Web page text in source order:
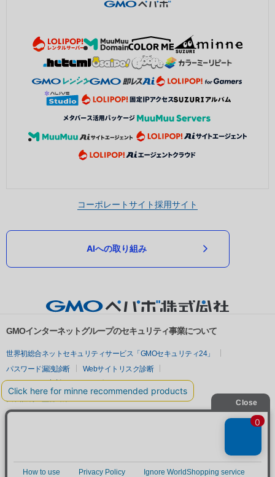
コーポレートサイト採用サイト
AIへの取り組み
GMOインターネットグループのセキュリティ事業について
世界初総合ネットセキュリティサービス「GMOセキュリティ24」
パスワード漏洩診断
Webサイトリスク診断
セキュリティ相談AIチャットボット
実在証明・盗聴対策
サイバー攻撃対策（GMOサイバーセキュリティ byイエラエ）